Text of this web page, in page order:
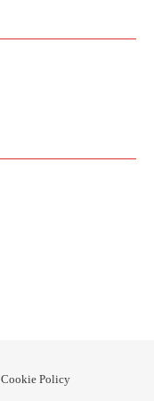
Cookie Policy